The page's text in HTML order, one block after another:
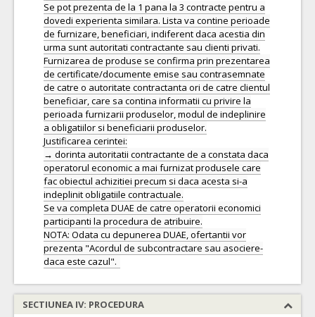
Se pot prezenta de la 1 pana la 3 contracte pentru a
dovedi experienta similara. Lista va contine perioade
de furnizare, beneficiari, indiferent daca acestia din
urma sunt autoritati contractante sau clienti privati.
Furnizarea de produse se confirma prin prezentarea
de certificate/documente emise sau contrasemnate
de catre o autoritate contractanta ori de catre clientul
beneficiar, care sa contina informatii cu privire la
perioada furnizarii produselor, modul de indeplinire
a obligatiilor si beneficiarii produselor.
Justificarea cerintei:
→ dorinta autoritatii contractante de a constata daca
operatorul economic a mai furnizat produsele care
fac obiectul achizitiei precum si daca acesta si-a
indeplinit obligatiile contractuale.
Se va completa DUAE de catre operatorii economici
participanti la procedura de atribuire.
NOTA: Odata cu depunerea DUAE, ofertantii vor
prezenta "Acordul de subcontractare sau asociere-
SECTIUNEA IV: PROCEDURA